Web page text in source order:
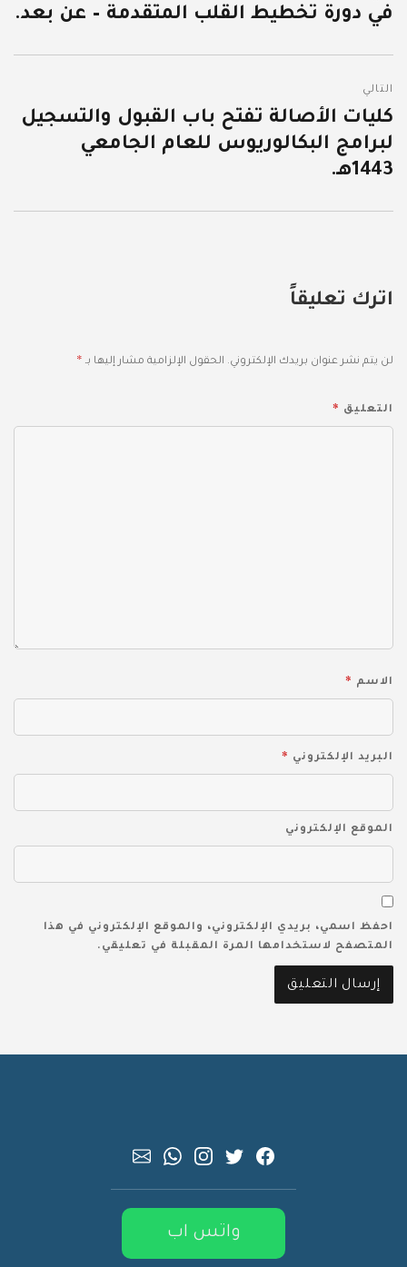
في دورة تخطيط القلب المتقدمة – عن بعد.
التالي
المقالة
التالية:
كليات الأصالة تفتح باب القبول والتسجيل
لبرامج البكالوريوس للعام الجامعي
1443هـ.
اترك تعليقاً
لن يتم نشر عنوان بريدك الإلكتروني. الحقول الإلزامية مشار إليها بـ *
التعليق *
الاسم *
البريد الإلكتروني *
الموقع الإلكتروني
احفظ اسمي، بريدي الإلكتروني، والموقع الإلكتروني في هذا
المتصفح لاستخدامها المرة المقبلة في تعليقي.
واتس اب